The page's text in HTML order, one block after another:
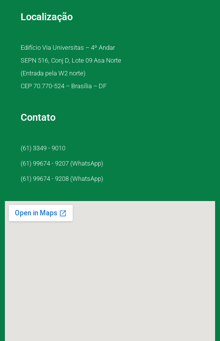
Localização
Edifício Via Universitas – 4º Andar
SEPN 516, Conj D, Lote 09 Asa Norte
(Entrada pela W2 norte)
CEP 70.770-524 – Brasília – DF
Contato
(61) 3349 - 9010
(61) 99674 - 9207 (WhatsApp)
(61) 99674 - 9208 (WhatsApp)